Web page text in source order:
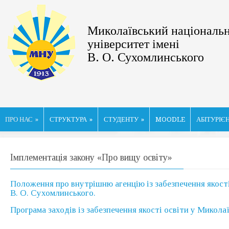
Миколаївський
університет імені
В. О. Сухомлинського
ПРО НАС » СТРУКТУРА » СТУДЕНТУ » MOODLE
Імплементація закону «Про вищу освіту»
Положення про внутрішню агенцію із забезпечення
В. О. Сухомлинського.
Програма заходів із забезпечення якості освіти у